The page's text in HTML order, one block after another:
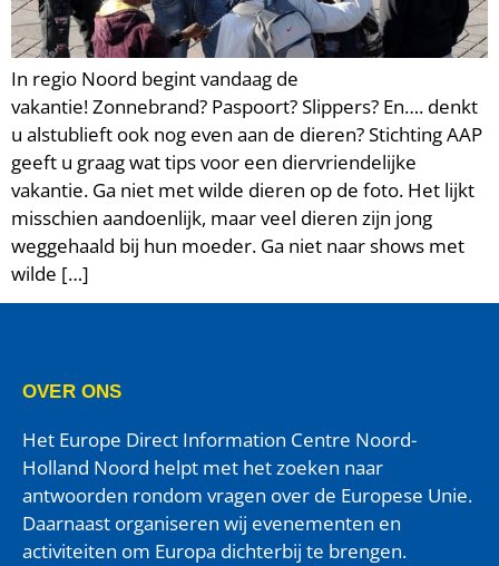
In regio Noord begint vandaag de
vakantie! Zonnebrand? Paspoort? Slippers? En…. denkt
u alstublieft ook nog even aan de dieren? Stichting AAP
geeft u graag wat tips voor een diervriendelijke
vakantie. Ga niet met wilde dieren op de foto. Het lijkt
misschien aandoenlijk, maar veel dieren zijn jong
weggehaald bij hun moeder. Ga niet naar shows met
wilde […]
OVER ONS
Het Europe Direct Information Centre Noord-
Holland Noord helpt met het zoeken naar
antwoorden rondom vragen over de Europese Unie.
Daarnaast organiseren wij evenementen en
activiteiten om Europa dichterbij te brengen.